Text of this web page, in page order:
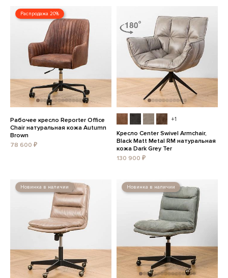
Распродажа 20%
Рабочее кресло Reporter Office
Chair натуральная кожа Autumn
Brown
78 600 ₽
+1
Кресло Center Swivel Armchair,
Black Matt Metal RM натуральная
кожа Dark Grey Ter
130 900 ₽
Новинка в наличии Новинка в наличии